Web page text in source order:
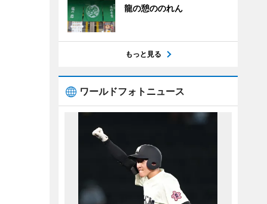
龍の憩ののれん
もっと見る
ワールドフォトニュース